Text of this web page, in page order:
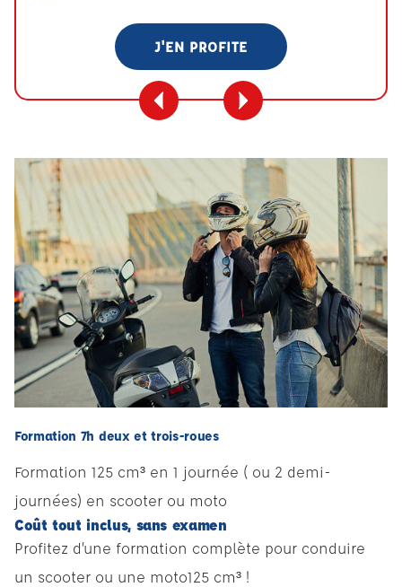
J'EN PROFITE
Formation 7h deux et trois-roues
Formation 125 cm³ en 1 journée ( ou 2 demi-
journées) en scooter ou moto
Coût tout inclus, sans examen
Profitez d’une formation complète pour conduire
un scooter ou une moto125 cm³ !